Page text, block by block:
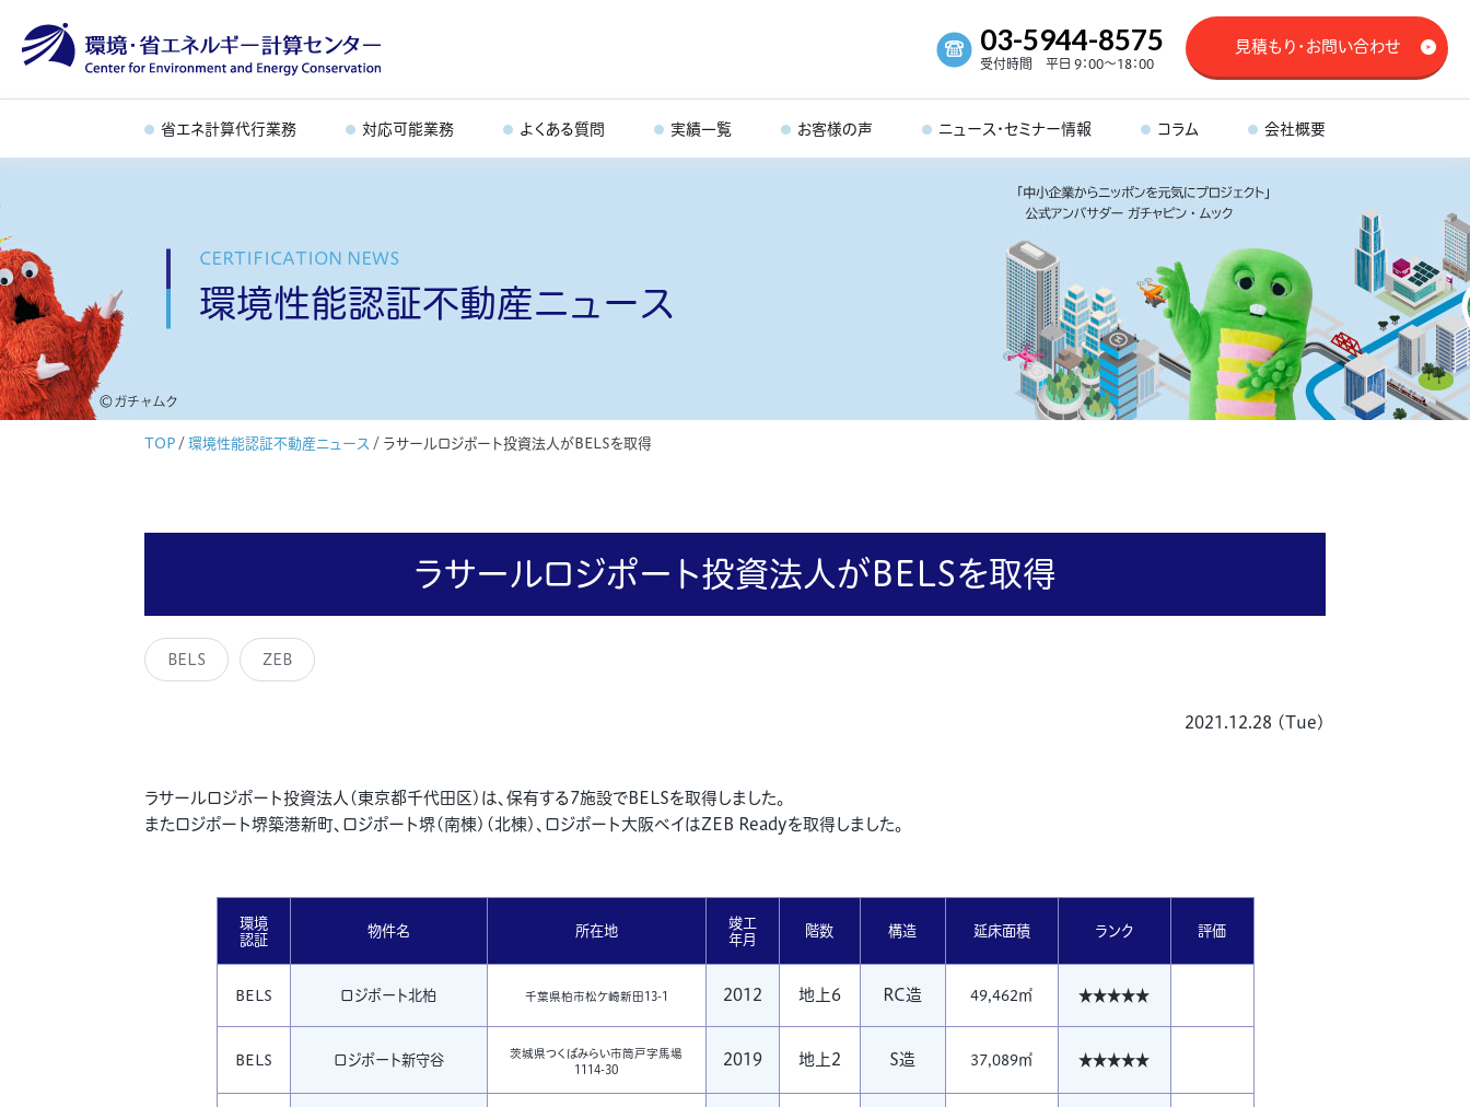
03-5944-8575
受付時間 平日 9：00～18：00
見積もり・お問い合わせ
省エネ計算代行業務 対応可能業務 よくある質問 実績一覧 お客様の声 ニュース・セミナー情報 コラム 会社概要
CERTIFICATION NEWS
環境性能認証不動産ニュース
TOP /環境性能認証不動産ニュース / ラサールロジポート投資法人がBELSを取得
ラサールロジポート投資法人がBELSを取得
BELS ZEB
2021.12.28 (Tue)
ラサールロジポート投資法人(東京都千代田区)は、保有する7施設でBELSを取得しました。
またロジポート堺築港新町、ロジポート堺(南棟)(北棟)、ロジポート大阪ベイはZEB Readyを取得しました。
環境
認証
物件名 所在地
竣工
年月
階数 構造 延床面積 ランク 評価
BELS ロジポート北柏 千葉県柏市松ケ崎新田13-1 2012 地上6 RC造 49,462㎡ ★★★★★
BELS ロジポート新守谷
茨城県つくばみらい市筒戸字馬場
1114-30
2019 地上2 S造 37,089㎡ ★★★★★